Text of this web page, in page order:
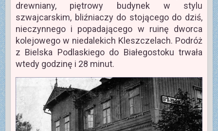
drewniany, piętrowy budynek w stylu
szwajcarskim, bliźniaczy do stojącego do dziś,
nieczynnego i popadającego w ruinę dworca
kolejowego w niedalekich Kleszczelach. Podróż
z Bielska Podlaskiego do Białegostoku trwała
wtedy godzinę i 28 minut.